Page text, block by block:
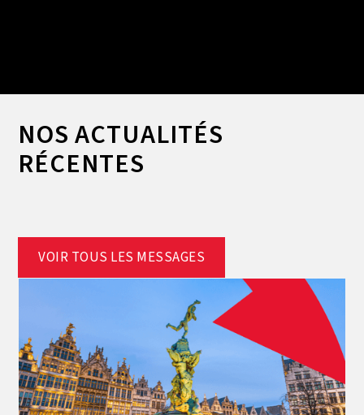
NOS ACTUALITÉS
RÉCENTES
VOIR TOUS LES MESSAGES